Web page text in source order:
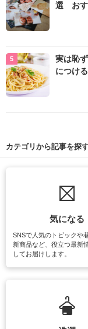
選 おす
実は恥
につけ
カテゴリから記事を探
気になる
SNSで人気のトピックや
新商品など、役立つ最新
してお届けします。